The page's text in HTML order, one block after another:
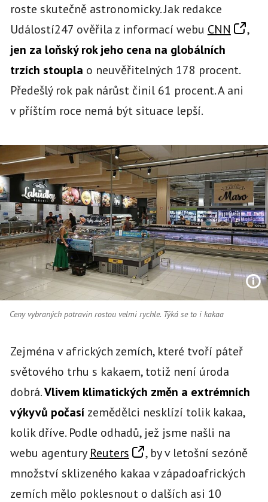
roste skutečně astronomicky. Jak redakce
Událostí247 ověřila z informací webu CNN
,
jen za loňský rok jeho cena na globálních
trzích stoupla o neuvěřitelných 178 procent.
Předešlý rok pak nárůst činil 61 procent. A ani
v příštím roce nemá být situace lepší.
Ceny vybraných potravin rostou velmi rychle. Týká se to i kakaa
Zejména v afrických zemích, které tvoří páteř
světového trhu s kakaem, totiž není úroda
dobrá.Vlivem klimatických změn a extrémních
výkyvů počasí zemědělci nesklízí tolik kakaa,
kolik dříve. Podle odhadů, jež jsme našli na
webu agentury Reuters
, by v letošní sezóně
množství sklizeného kakaa v západoafrických
zemích mělo poklesnout o dalších asi 10